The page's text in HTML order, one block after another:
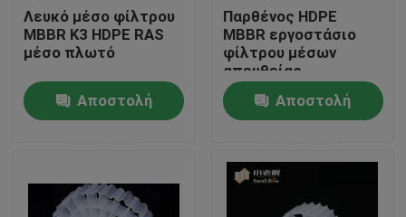
Σπίτι
Περίπου εμείς
Λευκό μέσο φίλτρου
MBBR K3 HDPE RAS
μέσο πλωτό
Αποστολή
Παρθένος HDPE
MBBR εργοστάσιο
φίλτρου μέσων
απευθείας
βιολογικός
μετακινητήςΑποστολή